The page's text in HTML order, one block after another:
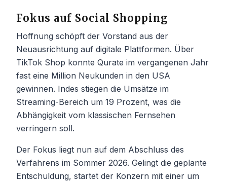
Fokus auf Social Shopping
Hoffnung schöpft der Vorstand aus der
Neuausrichtung auf digitale Plattformen. Über
TikTok Shop konnte Qurate im vergangenen Jahr
fast eine Million Neukunden in den USA
gewinnen. Indes stiegen die Umsätze im
Streaming-Bereich um 19 Prozent, was die
Abhängigkeit vom klassischen Fernsehen
verringern soll.
Der Fokus liegt nun auf dem Abschluss des
Verfahrens im Sommer 2026. Gelingt die geplante
Entschuldung, startet der Konzern mit einer um